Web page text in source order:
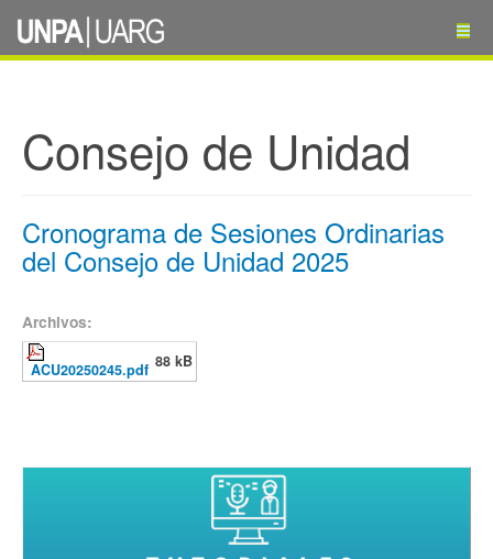
Consejo de Unidad
Cronograma de Sesiones Ordinarias
del Consejo de Unidad 2025
Archivos:
ACU20250245.pdf 88 kB